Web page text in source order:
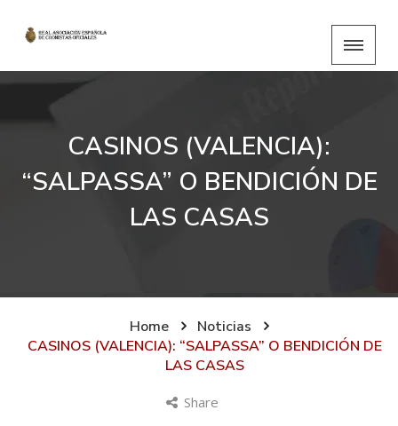
CASINOS (VALENCIA):
“SALPASSA” O BENDICIÓN DE
LAS CASAS
Home
Noticias
CASINOS (VALENCIA): “SALPASSA” O BENDICIÓN DE
LAS CASAS
Share